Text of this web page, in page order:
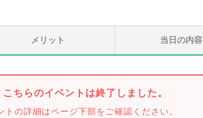
メリット 当日の内容
こちらのイベントは終了しました。
トの詳細はページ下部をご確認ください。